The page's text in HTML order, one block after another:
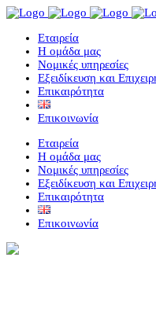
Eταιρεία
Η ομάδα μας
Νομικές υπηρεσίες
Εξειδίκευση και
Επικαιρότητα
Επικοινωνία
Eταιρεία
Η ομάδα μας
Νομικές υπηρεσίες
Εξειδίκευση και
Επικαιρότητα
Επικοινωνία